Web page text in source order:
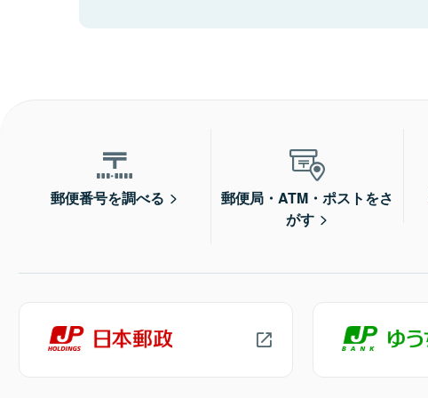
郵便番号を調べる
郵便局・ATM・ポストをさ
がす